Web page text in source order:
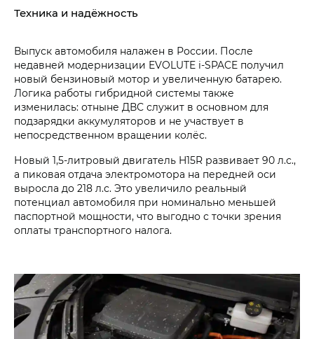
Техника и надёжность
Выпуск автомобиля налажен в России. После
недавней модернизации EVOLUTE i‑SPACE получил
новый бензиновый мотор и увеличенную батарею.
Логика работы гибридной системы также
изменилась: отныне ДВС служит в основном для
подзарядки аккумуляторов и не участвует в
непосредственном вращении колёс.
Новый 1,5-литровый двигатель H15R развивает 90 л.с.,
а пиковая отдача электромотора на передней оси
выросла до 218 л.с. Это увеличило реальный
потенциал автомобиля при номинально меньшей
паспортной мощности, что выгодно с точки зрения
оплаты транспортного налога.